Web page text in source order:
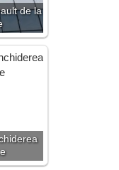
de la